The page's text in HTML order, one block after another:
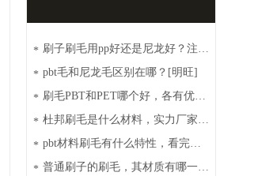
* 刷子刷毛用pp好还是尼龙好？注意
这些【明旺】
* pbt毛和尼龙毛区别在哪？[明旺]
* 刷毛PBT和PET哪个好，各有优点
[明旺]
* 杜邦刷毛是什么材料，实力厂家带
你了解【明旺】
* pbt材料刷毛有什么特性，看完你
就秒懂【明旺】
* 普通刷子的刷毛，其材质有哪一